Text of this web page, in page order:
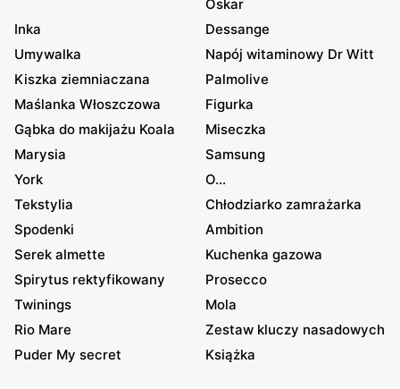
Oskar
Inka
Dessange
Umywalka
Napój witaminowy Dr Witt
Kiszka ziemniaczana
Palmolive
Maślanka Włoszczowa
Figurka
Gąbka do makijażu Koala
Miseczka
Marysia
Samsung
York
O...
Tekstylia
Chłodziarko zamrażarka
Spodenki
Ambition
Serek almette
Kuchenka gazowa
Spirytus rektyfikowany
Prosecco
Twinings
Mola
Rio Mare
Zestaw kluczy nasadowych
Puder My secret
Książka